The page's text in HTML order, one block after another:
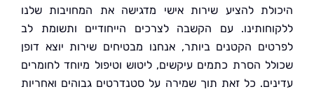
להציע שירות אישי מדגישה את המחויבות שלנו
עם הקשבה לצרכים הייחודיים ותשומת לב
הקטנים ביותר, אנחנו מבטיחים שירות יוצא דופן
הסרת כתמים עיקשים, ליטוש וטיפול מיוחד לחומרים
כל זאת תוך שמירה על סטנדרטים גבוהים ואחריות